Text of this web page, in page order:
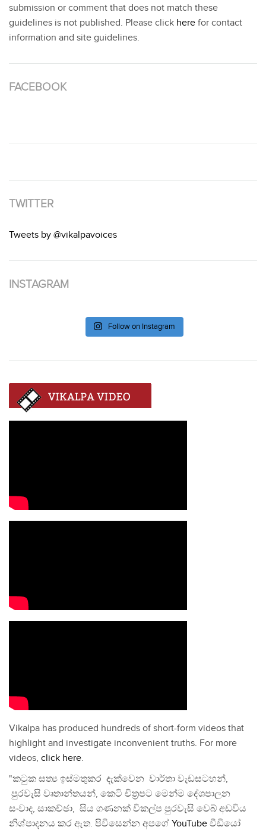
submission or comment that does not match these
guidelines is not published. Please click here for contact
information and site guidelines.
FACEBOOK
TWITTER
Tweets by @vikalpavoices
INSTAGRAM
Follow on Instagram
Vikalpa has produced hundreds of short-form videos that
highlight and investigate inconvenient truths. For more
videos, click here.
"කටුක සත්‍ය ඉස්මතුකර දැක්වෙන වාර්තා වැඩසටහන්,
පුරවැසි වෘතාන්තයන්, කෙටි චිත්‍රපට මෙන්ම දේශපාලන
සංවාද, සාකච්ඡා, සිය ගණනක් විකල්ප පුරවැසි වෙබ් අඩවිය
නිශ්පාදනය කර ඇත. පිවිසෙන්න අපගේ YouTube වීඩියෝ